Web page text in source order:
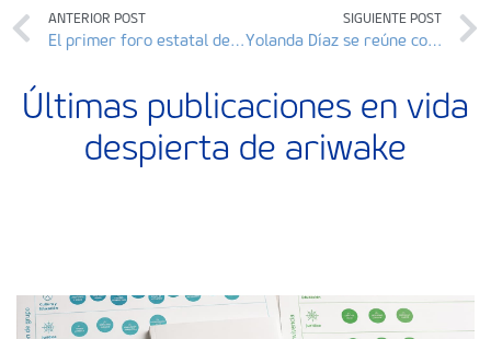
ANTERIOR POST
El primer foro estatal de vivienda cooperativa senior se celebrará en Donostia
SIGUIENTE POST
Yolanda Díaz se reúne con el cooperativismo de vivienda de la Economía Social
Últimas publicaciones en vida
despierta de ariwake